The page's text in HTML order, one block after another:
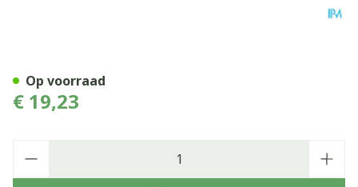
€ 19,23
Op voorraad